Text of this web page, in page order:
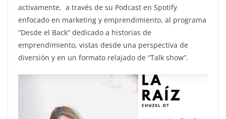
activamente, a través de su Podcast en Spotify
enfocado en marketing y emprendimiento, al programa
“Desde el Back” dedicado a historias de
emprendimiento, vistas desde una perspectiva de
diversión y en un formato relajado de “Talk show”.